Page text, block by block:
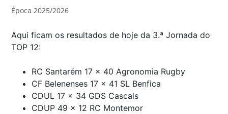
Época 2025/2026
Aqui ficam os resultados de hoje da 3.ª Jornada do
TOP 12:
RC Santarém 17 x 40 Agronomia Rugby
CF Belenenses 17 x 41 SL Benfica
CDUL 17 x 34 GDS Cascais
CDUP 49 x 12 RC Montemor